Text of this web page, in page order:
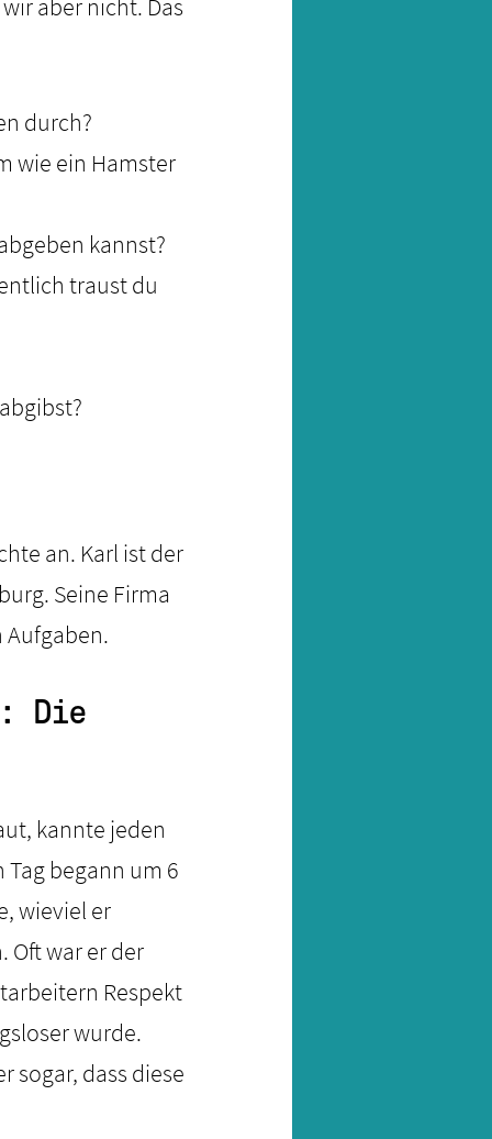
aber nicht. Das
durch?
wie ein Hamster
kannst?
traust du
an. Karl ist der
Seine Firma
Aufgaben.
Die
kannte jeden
begann um 6
wieviel er
Oft war er der
Respekt
wurde.
sogar, dass diese